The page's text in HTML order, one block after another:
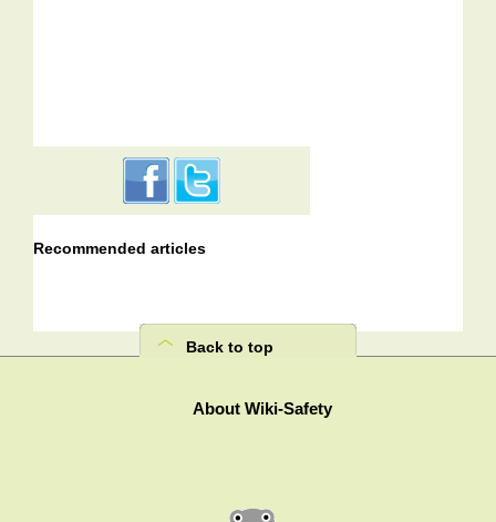
Recommended articles
Back to top
About Wiki-Safety